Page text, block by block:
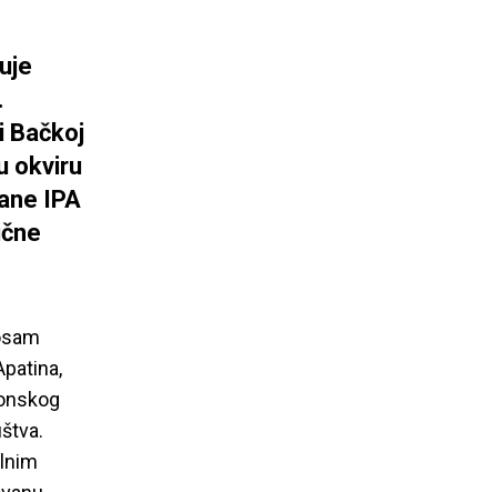
Bačkoj
okviru
IPA